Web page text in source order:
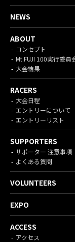
NEWS
ABOUT
コンセプト
Mt.FUJI 100実行委員
大会結果
RACERS
大会日程
エントリーについて
エントリーリスト
SUPPORTERS
サポーター 注意事項
よくある質問
VOLUNTEERS
EXPO
ACCESS
アクセス